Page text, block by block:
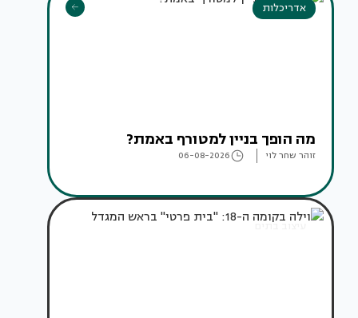
אדריכלות
מה הופך בניין למטורף באמת?
זוהר שחר לוי 06-08-2026
עיצוב בתים